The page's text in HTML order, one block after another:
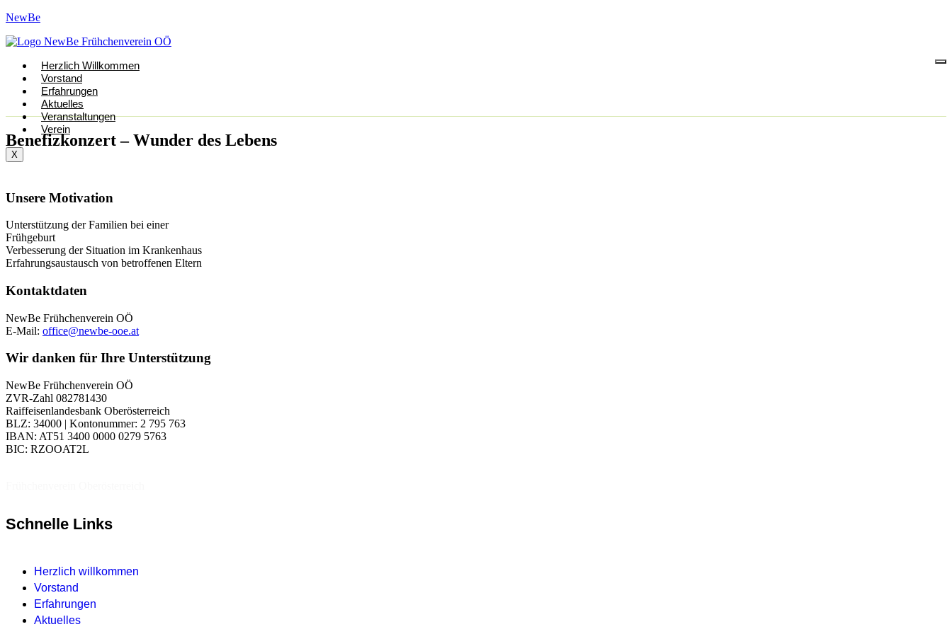
NewBe
Herzlich Willkommen
Vorstand
Erfahrungen
Aktuelles
Veranstaltungen
Verein
X
Benefizkonzert – Wunder des Lebens
Unsere Motivation
Unterstützung der Familien bei einer
Frühgeburt
Verbesserung der Situation im Krankenhaus
Erfahrungsaustausch von betroffenen Eltern
Kontaktdaten
NewBe Frühchenverein OÖ
E-Mail: office@newbe-ooe.at
Wir danken für Ihre Unterstützung
NewBe Frühchenverein OÖ
ZVR-Zahl 082781430
Raiffeisenlandesbank Oberösterreich
BLZ: 34000 | Kontonummer: 2 795 763
IBAN: AT51 3400 0000 0279 5763
BIC: RZOOAT2L
Schnelle Links
Herzlich willkommen
Vorstand
Erfahrungen
Aktuelles